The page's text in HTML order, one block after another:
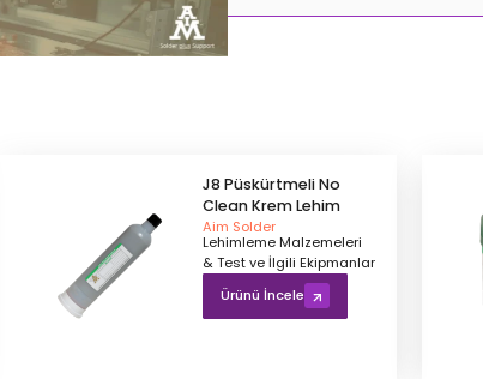
J8 Püskürtmeli No
Clean Krem Lehim
Aim Solder
Lehimleme Malzemeleri
& Test ve İlgili Ekipmanlar
Ürünü İncele